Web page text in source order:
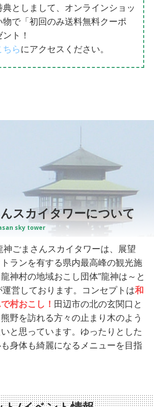
としまして、オンラインショッ
で「初回のみ送料無料クーポ
ト！
らにアクセスください。
スカイタワーについて
sky tower
ごまさんスカイタワーは、展望
ランを有する県内最高峰の観光施
神村の地域おこし団体”龍神は～と
運営しております。コンセプトは和
村おこし！ 田辺市の北の玄関口と
野を訪れる方々の止まり木のよう
と思っています。ゆったりとした
身体も綺麗になるメニューを目指